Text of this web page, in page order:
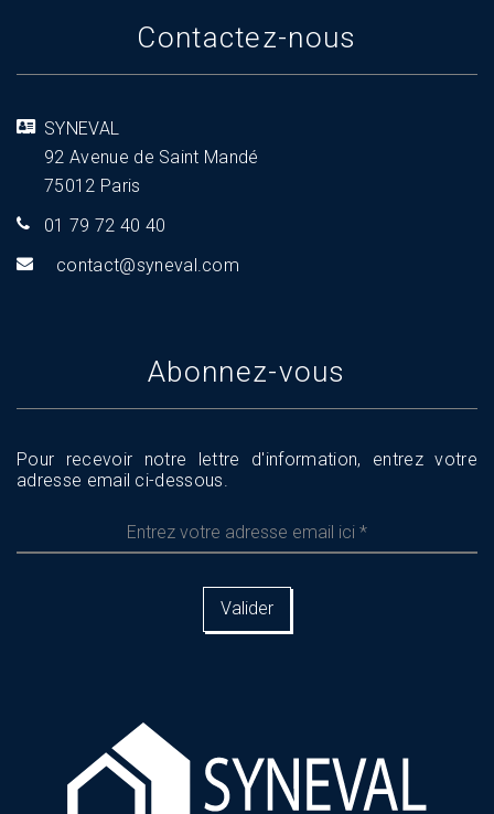
Contactez-nous
SYNEVAL
92 Avenue de Saint Mandé
75012 Paris
01 79 72 40 40
moc.l
aveny
s@tca
tnoc
Abonnez-vous
Pour recevoir notre lettre d'information, entrez votre
adresse email ci-dessous.
votre
ici